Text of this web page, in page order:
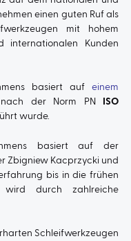
einen guten Ruf als
mit hohem
internationalen Kunden
basiert aufeinem
der Norm PN
ISO
wurde.
basiert auf der
Zbigniew Kacprzycki und
bis in die frühen
wird durch zahlreiche
Schleifwerkzeugen